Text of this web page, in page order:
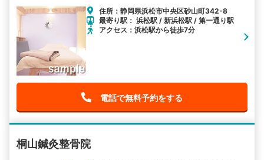
住所：静岡県浜松市中央区砂山町342-8
最寄り駅： 浜松駅 / 新浜松駅 / 第一通り駅
アクセス：浜松駅から徒歩7分
電話で無料予約をする
桐山鍼灸整骨院